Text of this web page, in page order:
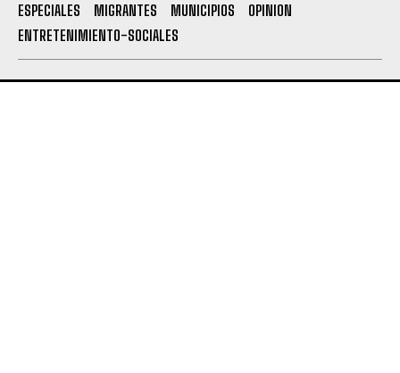
ESPECIALES MIGRANTES MUNICIPIOS
OPINION
ENTRETENIMIENTO-SOCIALES